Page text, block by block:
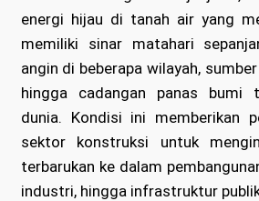
energi hijau di tanah air yang
memiliki sinar matahari
angin di beberapa wilayah,
hingga cadangan panas bumi
dunia. Kondisi ini memberikan
sektor konstruksi untuk
terbarukan ke dalam
industri, hingga infrastruktur